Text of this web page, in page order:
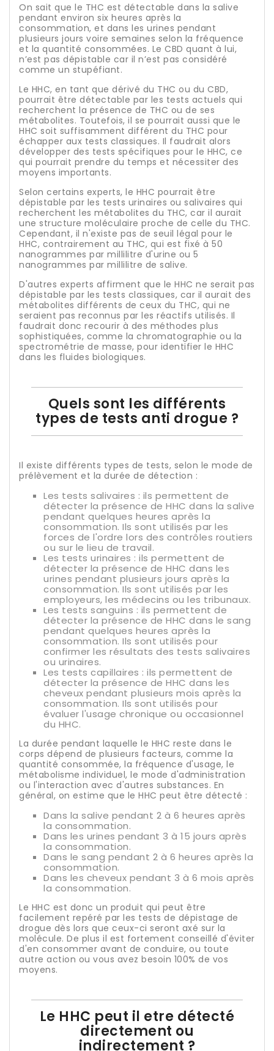
On sait que le THC est détectable dans la salive
pendant environ six heures après la
consommation, et dans les urines pendant
plusieurs jours voire semaines selon la fréquence
et la quantité consommées. Le CBD quant à lui,
n’est pas dépistable car il n’est pas considéré
comme un stupéfiant.
Le HHC, en tant que dérivé du THC ou du CBD,
pourrait être détectable par les tests actuels qui
recherchent la présence de THC ou de ses
métabolites. Toutefois, il se pourrait aussi que le
HHC soit suffisamment différent du THC pour
échapper aux tests classiques. Il faudrait alors
développer des tests spécifiques pour le HHC, ce
qui pourrait prendre du temps et nécessiter des
moyens importants.
Selon certains experts, le HHC pourrait être
dépistable par les tests urinaires ou salivaires qui
recherchent les métabolites du THC, car il aurait
une structure moléculaire proche de celle du THC.
Cependant, il n'existe pas de seuil légal pour le
HHC, contrairement au THC, qui est fixé à 50
nanogrammes par millilitre d'urine ou 5
nanogrammes par millilitre de salive.
D'autres experts affirment que le HHC ne serait pas
dépistable par les tests classiques, car il aurait des
métabolites différents de ceux du THC, qui ne
seraient pas reconnus par les réactifs utilisés. Il
faudrait donc recourir à des méthodes plus
sophistiquées, comme la chromatographie ou la
spectrométrie de masse, pour identifier le HHC
dans les fluides biologiques.
Quels sont les différents
types de tests anti drogue ?
Il existe différents types de tests, selon le mode de
prélèvement et la durée de détection :
Les tests salivaires : ils permettent de
détecter la présence de HHC dans la salive
pendant quelques heures après la
consommation. Ils sont utilisés par les
forces de l'ordre lors des contrôles routiers
ou sur le lieu de travail.
Les tests urinaires : ils permettent de
détecter la présence de HHC dans les
urines pendant plusieurs jours après la
consommation. Ils sont utilisés par les
employeurs, les médecins ou les tribunaux.
Les tests sanguins : ils permettent de
détecter la présence de HHC dans le sang
pendant quelques heures après la
consommation. Ils sont utilisés pour
confirmer les résultats des tests salivaires
ou urinaires.
Les tests capillaires : ils permettent de
détecter la présence de HHC dans les
cheveux pendant plusieurs mois après la
consommation. Ils sont utilisés pour
évaluer l'usage chronique ou occasionnel
du HHC.
La durée pendant laquelle le HHC reste dans le
corps dépend de plusieurs facteurs, comme la
quantité consommée, la fréquence d'usage, le
métabolisme individuel, le mode d'administration
ou l'interaction avec d'autres substances. En
général, on estime que le HHC peut être détecté :
Dans la salive pendant 2 à 6 heures après
la consommation.
Dans les urines pendant 3 à 15 jours après
la consommation.
Dans le sang pendant 2 à 6 heures après la
consommation.
Dans les cheveux pendant 3 à 6 mois après
la consommation.
Le HHC est donc un produit qui peut être
facilement repéré par les tests de dépistage de
drogue dès lors que ceux-ci seront axé sur la
molécule. De plus il est fortement conseillé d'éviter
d'en consommer avant de conduire, ou toute
autre action ou vous avez besoin 100% de vos
moyens.
Le HHC peut il etre détecté
directement ou
indirectement ?